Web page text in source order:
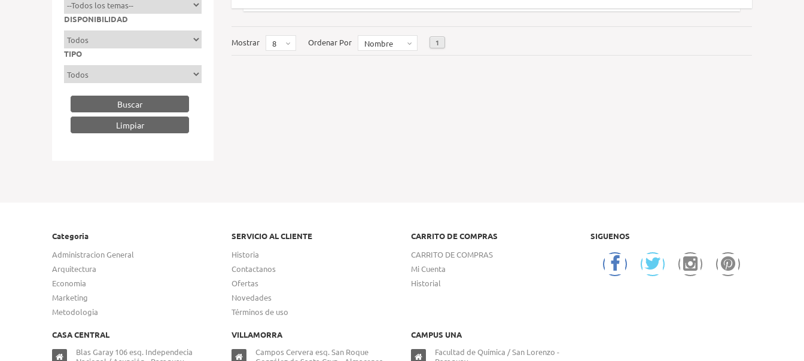
DISPONIBILIDAD
TIPO
Buscar
Mostrar 8 Ordenar Por Nombre 1
Categoria
Administracion General
Arquitectura
Economia
Marketing
Metodologia
SERVICIO AL CLIENTE
Historia
Contactanos
Ofertas
Novedades
Términos de uso
CARRITO DE COMPRAS
CARRITO DE COMPRAS
Mi Cuenta
Historial
SIGUENOS
CASA CENTRAL
Blas Garay 106 esq. Independecia
VILLAMORRA
Campos Cervera esq. San Roque
CAMPUS UNA
Facultad de Química / San Lorenzo -